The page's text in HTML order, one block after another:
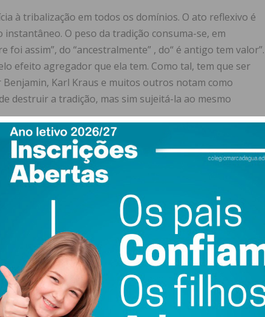
à tribalização em todos os domínios. O ato reflexivo é
O peso da tradição consuma-se, em
foi assim”, do “ancestralmente” , do“ é antigo tem valor”.
efeito agregador que ela tem. Como tal, tem que ser
Karl Kraus e muitos outros notam como
destruir a tradição, mas sim sujeitá-la ao mesmo
de desigualdades, sejam elas de género, de raça
a que deve sujeitar o que carrega o pré-conceito.
evitarmos que este se torne no preconceito que todos
fosso entre o que é ser pessoa (como cidadão) e o
de justiça que necessita de um terceiro nesta relação
– mas sim, repito, de uma questão ética, que nestes
o ser humano, mas sobre o universo na totalidade.
que fazemos parte de um todo. Um todo que é
da educação, tida como o sistema de ensino, mas sim